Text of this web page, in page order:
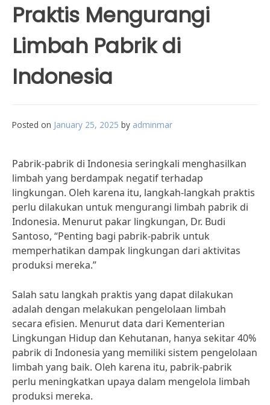
Praktis Mengurangi
Limbah Pabrik di
Indonesia
Posted on January 25, 2025 by adminmar
Pabrik-pabrik di Indonesia seringkali menghasilkan
limbah yang berdampak negatif terhadap
lingkungan. Oleh karena itu, langkah-langkah praktis
perlu dilakukan untuk mengurangi limbah pabrik di
Indonesia. Menurut pakar lingkungan, Dr. Budi
Santoso, “Penting bagi pabrik-pabrik untuk
memperhatikan dampak lingkungan dari aktivitas
produksi mereka.”
Salah satu langkah praktis yang dapat dilakukan
adalah dengan melakukan pengelolaan limbah
secara efisien. Menurut data dari Kementerian
Lingkungan Hidup dan Kehutanan, hanya sekitar 40%
pabrik di Indonesia yang memiliki sistem pengelolaan
limbah yang baik. Oleh karena itu, pabrik-pabrik
perlu meningkatkan upaya dalam mengelola limbah
produksi mereka.